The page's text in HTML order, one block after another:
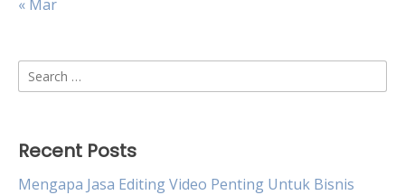
« Mar
Search
for:
Recent Posts
Mengapa Jasa Editing Video Penting Untuk Bisnis